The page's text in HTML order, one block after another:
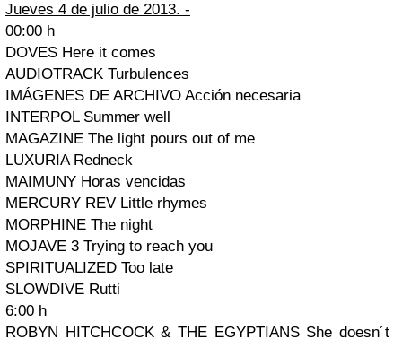
Jueves 4 de julio de 2013. -
00:00 h
DOVES Here it comes
AUDIOTRACK Turbulences
IMÁGENES DE ARCHIVO Acción necesaria
INTERPOL Summer well
MAGAZINE The light pours out of me
LUXURIA Redneck
MAIMUNY Horas vencidas
MERCURY REV Little rhymes
MORPHINE The night
MOJAVE 3 Trying to reach you
SPIRITUALIZED Too late
SLOWDIVE Rutti
6:00 h
ROBYN HITCHCOCK & THE EGYPTIANS She doesn´t